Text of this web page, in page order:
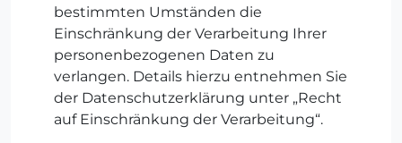
bestimmten Umständen die
Einschränkung der Verarbeitung Ihrer
personenbezogenen Daten zu
verlangen. Details hierzu entnehmen Sie
der Datenschutzerklärung unter „Recht
auf Einschränkung der Verarbeitung“.